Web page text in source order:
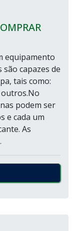
equipamento
capazes de
tais como:
outros.No
podem ser
e cada um
As